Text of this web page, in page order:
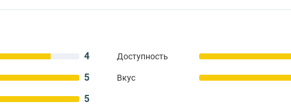
4 Доступность
5 Вкус
5